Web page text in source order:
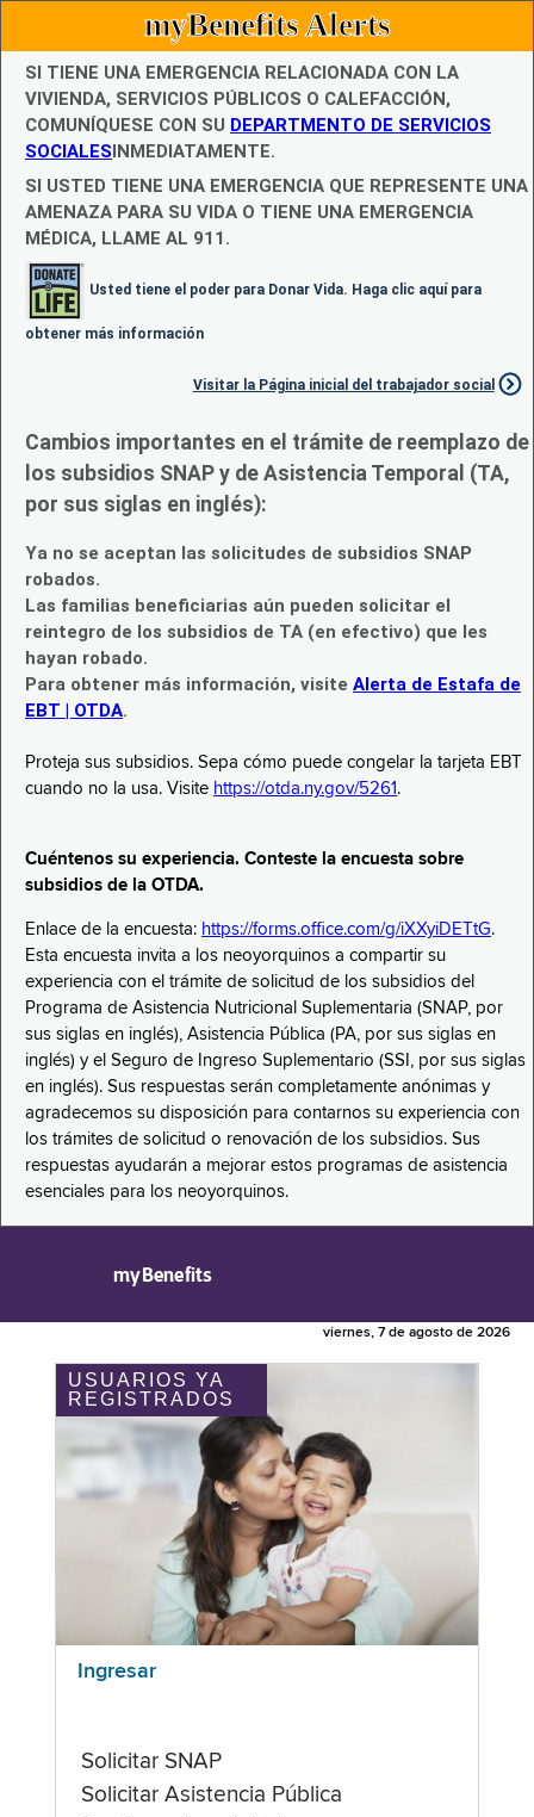
myBenefits Alerts
SI TIENE UNA EMERGENCIA RELACIONADA CON LA
VIVIENDA, SERVICIOS PÚBLICOS O CALEFACCIÓN,
COMUNÍQUESE CON SU DEPARTMENTO DE SERVICIOS
SOCIALESINMEDIATAMENTE.
SI USTED TIENE UNA EMERGENCIA QUE REPRESENTE UNA
AMENAZA PARA SU VIDA O TIENE UNA EMERGENCIA
MÉDICA, LLAME AL 911.
Usted tiene el poder para Donar Vida. Haga clic aquí para
obtener más información
Visitar la Página inicial del trabajador social
Cambios importantes en el trámite de reemplazo de
los subsidios SNAP y de Asistencia Temporal (TA,
por sus siglas en inglés):
Ya no se aceptan las solicitudes de subsidios SNAP
robados.
Las familias beneficiarias aún pueden solicitar el
reintegro de los subsidios de TA (en efectivo) que les
hayan robado.
Para obtener más información, visite Alerta de Estafa de
EBT | OTDA.
Proteja sus subsidios. Sepa cómo puede congelar la tarjeta EBT
cuando no la usa. Visite https://otda.ny.gov/5261 .
Cuéntenos su experiencia. Conteste la encuesta sobre
subsidios de la OTDA.
Enlace de la encuesta: https://forms.office.com/g/iXXyiDETtG.
Esta encuesta invita a los neoyorquinos a compartir su
experiencia con el trámite de solicitud de los subsidios del
Programa de Asistencia Nutricional Suplementaria (SNAP, por
sus siglas en inglés), Asistencia Pública (PA, por sus siglas en
inglés) y el Seguro de Ingreso Suplementario (SSI, por sus siglas
en inglés). Sus respuestas serán completamente anónimas y
agradecemos su disposición para contarnos su experiencia con
los trámites de solicitud o renovación de los subsidios. Sus
respuestas ayudarán a mejorar estos programas de asistencia
esenciales para los neoyorquinos.
myBenefits
viernes, 7 de agosto de 2026
USUARIOS YA
REGISTRADOS
Ingresar
Solicitar SNAP
Solicitar Asistencia Pública